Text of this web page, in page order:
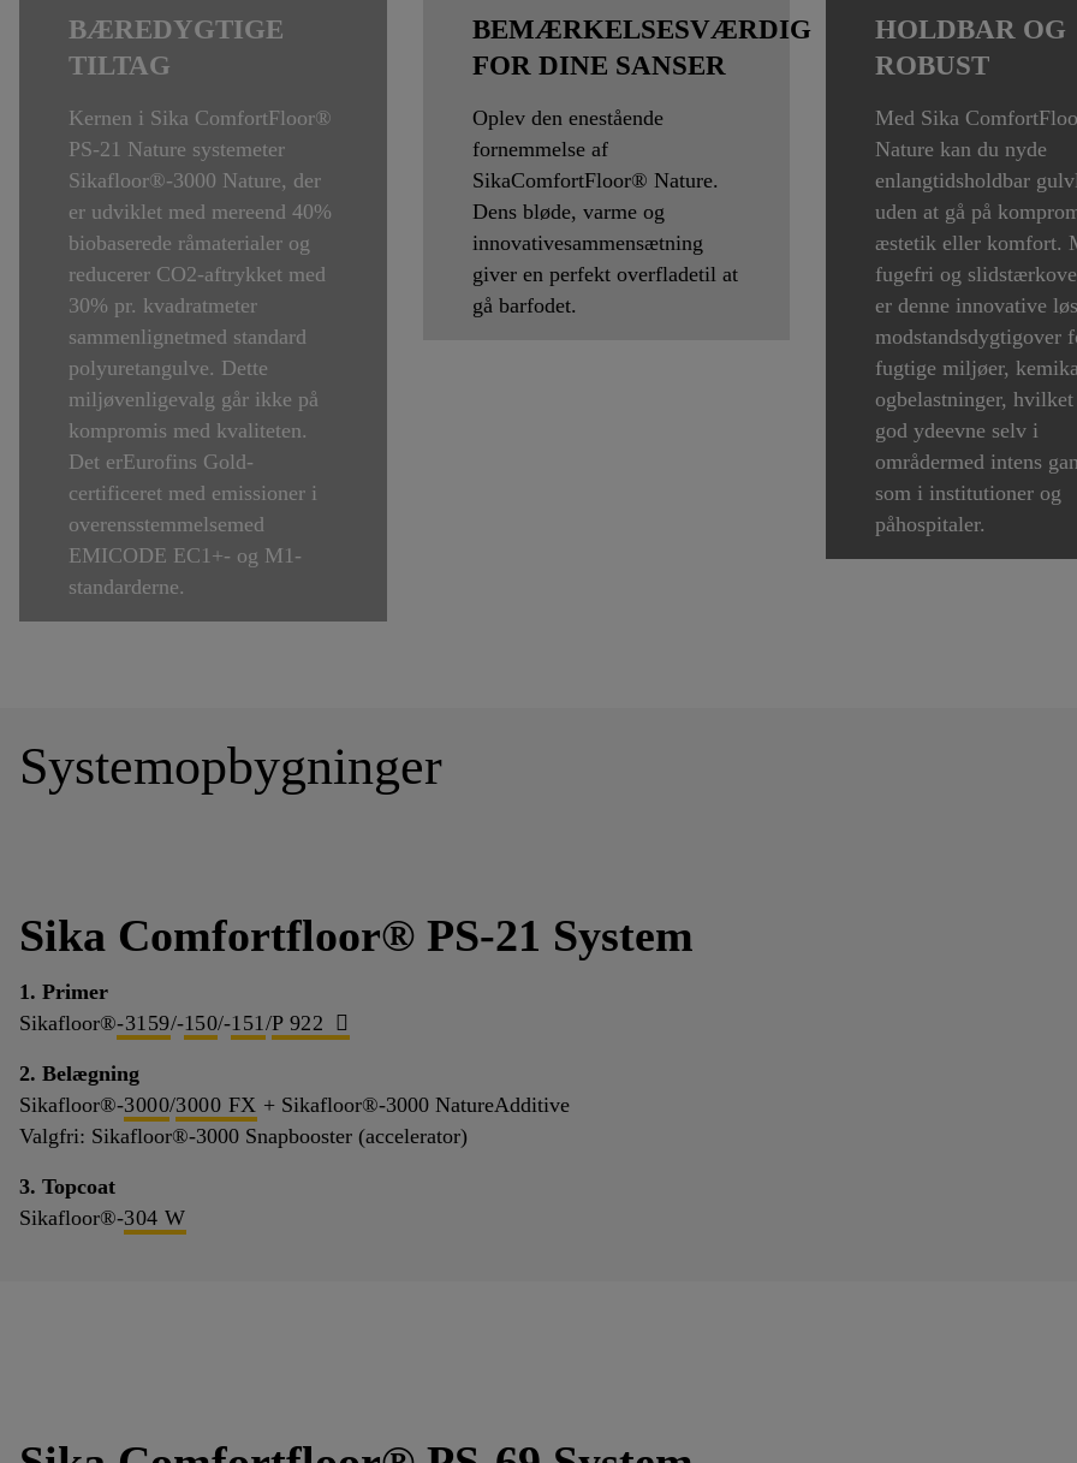
BÆREDYGTIGE
TILTAG
Kernen i Sika ComfortFloor®
PS-21 Nature systemeter
Sikafloor®-3000 Nature, der
er udviklet med mereend 40%
biobaserede råmaterialer og
reducerer CO2-aftrykket med
30% pr. kvadratmeter
sammenlignetmed standard
polyuretangulve. Dette
miljøvenligevalg går ikke på
kompromis med kvaliteten.
Det erEurofins Gold-
certificeret med emissioner i
overensstemmelsemed
EMICODE EC1+- og M1-
standarderne.
BEMÆRKELSESVÆRDIG
FOR DINE SANSER
Oplev den enestående
fornemmelse af
SikaComfortFloor® Nature.
Dens bløde, varme og
innovativesammensætning
giver en perfekt overfladetil at
gå barfodet.
HOLDBAR OG
ROBUST
Med Sika
Nature kan du nyde
enlangtidsholdbar
uden at gå på
æstetik eller komfort.
fugefri og
er denne innovative
modstandsdygtigover
fugtige miljøer,
ogbelastninger,
god ydeevne selv i
områdermed intens
som i institutioner og
påhospitaler.
Systemopbygninger
Sika Comfortfloor® PS-21 System
1. Primer
Sikafloor®-3159/-150/-151/P 922
2. Belægning
Sikafloor®-3000/3000 FX + Sikafloor®-3000 NatureAdditive
Valgfri: Sikafloor®-3000 Snapbooster (accelerator)
3. Topcoat
Sikafloor®-304 W